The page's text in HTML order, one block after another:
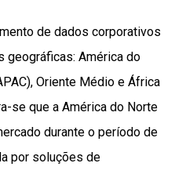
de dados corporativos
geográficas: América do
Oriente Médio e África
se que a América do Norte
durante o período de
por soluções de